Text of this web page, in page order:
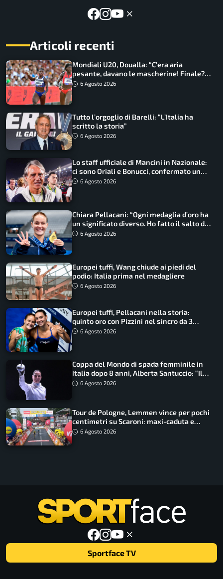
Articoli recenti
Mondiali U20, Doualla: “C’era aria
pesante, davano le mascherine! Finale?
Non ho nulla da perdere”
6 Agosto 2026
Tutto l’orgoglio di Barelli: “L’Italia ha
scritto la storia”
6 Agosto 2026
Lo staff ufficiale di Mancini in Nazionale:
ci sono Oriali e Bonucci, confermato un
ritorno
6 Agosto 2026
Chiara Pellacani: “Ogni medaglia d’oro ha
un significato diverso. Ho fatto il salto di
qualità”
6 Agosto 2026
Europei tuffi, Wang chiude ai piedi del
podio: Italia prima nel medagliere
6 Agosto 2026
Europei tuffi, Pellacani nella storia:
quinto oro con Pizzini nel sincro da 3
metri
6 Agosto 2026
Coppa del Mondo di spada femminile in
Italia dopo 8 anni, Alberta Santuccio: “Il
lavoro dà sempre i suoi frutti”
6 Agosto 2026
Tour de Pologne, Lemmen vince per pochi
centimetri su Scaroni: maxi-caduta e
tappa accorciata
6 Agosto 2026
Sportface TV